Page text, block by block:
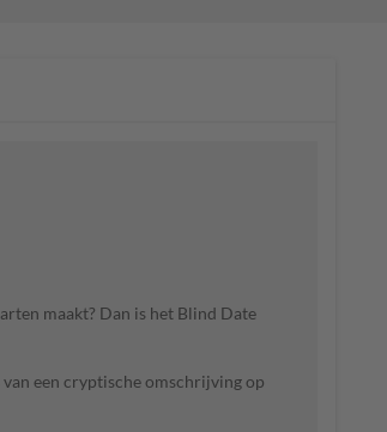
maakt? Dan is het Blind Date
een cryptische omschrijving op